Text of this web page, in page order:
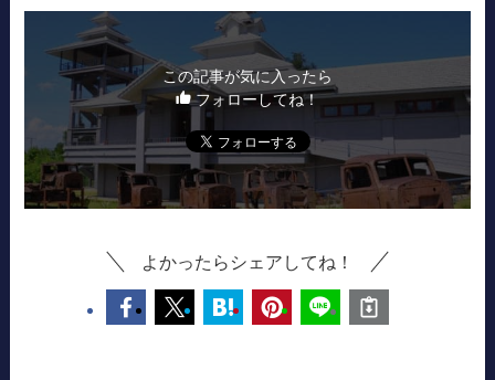
この記事が気に入ったら
フォローしてね！
よかったらシェアしてね！